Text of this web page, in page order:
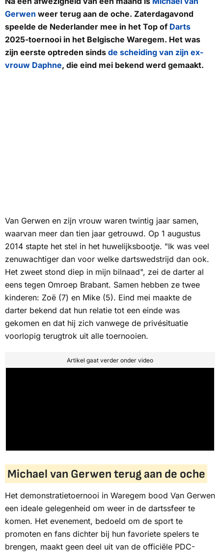
Gerwen weer terug aan de oche. Zaterdagavond
speelde de Nederlander mee in het Top of Darts
2025-toernooi in het Belgische Waregem. Het was
zijn eerste optreden sinds de scheiding van zijn ex-
vrouw Daphne, die eind mei bekend werd gemaakt.
Van Gerwen en zijn vrouw waren twintig jaar samen,
waarvan meer dan tien jaar getrouwd. Op 1 augustus
2014 stapte het stel in het huwelijksbootje. "Ik was veel
zenuwachtiger dan voor welke dartswedstrijd dan ook.
Het zweet stond diep in mijn bilnaad", zei de darter al
eens tegen Omroep Brabant. Samen hebben ze twee
kinderen: Zoë (7) en Mike (5). Eind mei maakte de
darter bekend dat hun relatie tot een einde was
gekomen en dat hij zich vanwege de privésituatie
voorlopig terugtrok uit alle toernooien.
Artikel gaat verder onder video
Michael van Gerwen terug aan de oche
Het demonstratietoernooi in Waregem bood Van Gerwen
een ideale gelegenheid om weer in de dartssfeer te
komen. Het evenement, bedoeld om de sport te
promoten en fans dichter bij hun favoriete spelers te
brengen, maakt geen deel uit van de officiële PDC-